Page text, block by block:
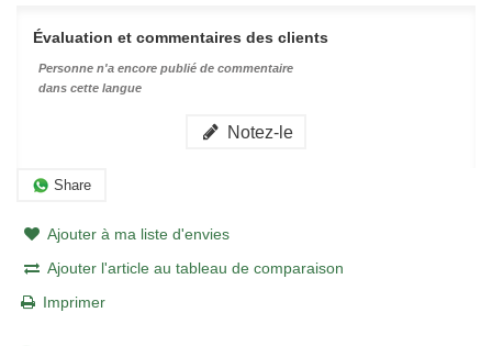
Évaluation et commentaires des clients
Personne n'a encore publié de commentaire
dans cette langue
Notez-le
Share
Ajouter à ma liste d'envies
Ajouter l'article au tableau de comparaison
Imprimer